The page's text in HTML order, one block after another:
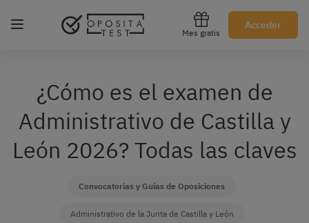
Mes gratis
Acceder
Regístrate gratis
¿Cómo es el examen de
Administrativo de Castilla y
León 2026? Todas las claves
Convocatorias y Guías de Oposiciones
Administrativo de la Junta de Castilla y León